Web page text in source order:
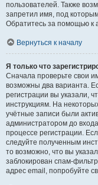
пользователей. Также
запретил имя, под
Обратитесь за помощью к
Вернуться к началу
Я только что
Сначала проверьте свои
возможны два варианта.
регистрации вы указали,
инструкциям. На
учётные записи были
администратором до
процессе регистрации.
следуйте полученным
то возможно, что вы
заблокирован спам-
адрес email, попробуйте